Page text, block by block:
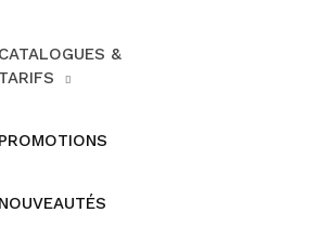
CATALOGUES &
TARIFS
PROMOTIONS
NOUVEAUTÉS